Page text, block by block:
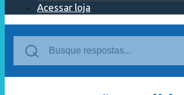
Acessar loja